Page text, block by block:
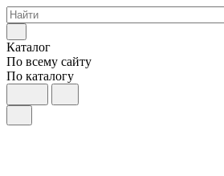
Каталог
По всему сайту
По каталогу